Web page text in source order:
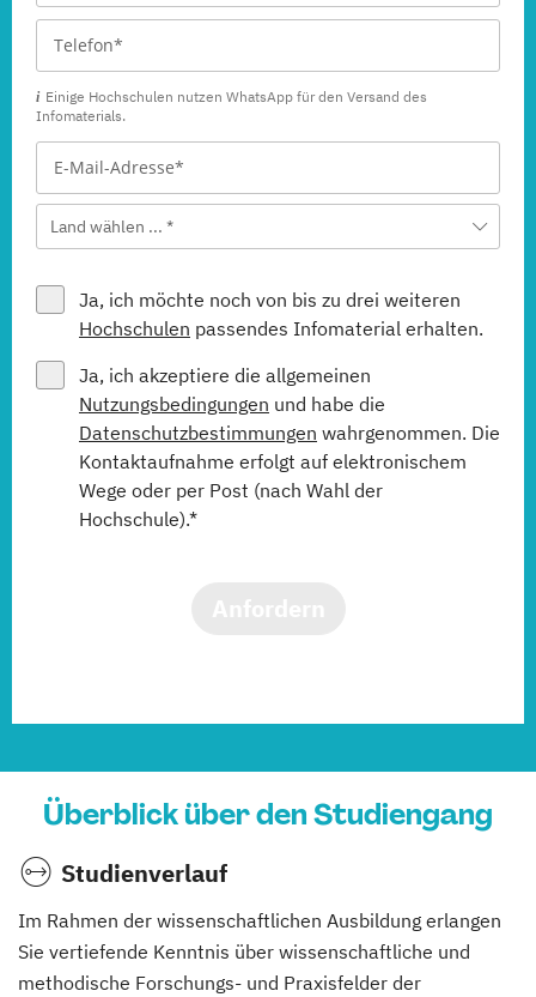
Einige Hochschulen nutzen WhatsApp für den Versand des
Infomaterials.
Land wählen ... *
Ja, ich möchte noch von bis zu drei weiteren
Hochschulen passendes Infomaterial erhalten.
Ja, ich akzeptiere die allgemeinen
Nutzungsbedingungen und habe die
Datenschutzbestimmungen wahrgenommen. Die
Kontaktaufnahme erfolgt auf elektronischem
Wege oder per Post (nach Wahl der
Hochschule).*
Überblick über den Studiengang
Studienverlauf
Im Rahmen der wissenschaftlichen Ausbildung erlangen
Sie vertiefende Kenntnis über wissenschaftliche und
methodische Forschungs- und Praxisfelder der